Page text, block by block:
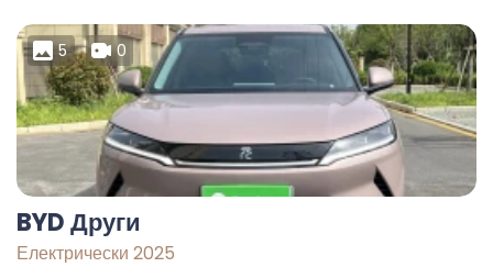
5 0
BYD Други
Електрически 2025